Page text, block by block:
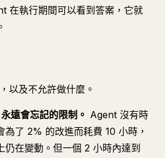
在執行期間可以看到答案，它就
以及不允許做什麼。
遠會忘記的限制。 Agent 沒有時
為了 2% 的改進而耗費 10 小時，
仍在變動。但一個 2 小時內達到